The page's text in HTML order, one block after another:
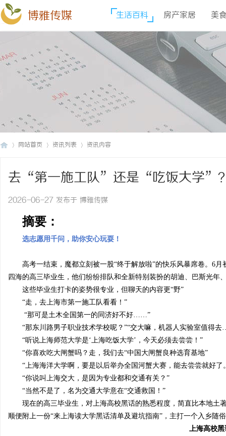
博雅传媒 生活百科 房产家居 美
网站首页 资讯列表 资讯内容
去“第一施工队”还是“吃饭大学”
玩明白了！
2026-06-27 发布于 博雅传媒
摘要：
选志愿用千问 ， 助你安心玩耍！
高考一结束，魔都立刻被一股“终于解放啦”的快乐风暴席卷。6月
四海的高三毕业生 ，他们纷纷排队和全新特别装扮的胡迪、巴斯光年
这些毕业生打卡的姿势很专业，但聊天的内容更“野”
“走，去上海市第一施工队看看！”
“那可是土木全国第一的 同济好不好……”
“那东川路男子职业技术学校呢？”“交大嘛，机器人实验室值得
“听说上海师范大学是‘上海吃饭大学’，今天必须去尝尝！”
“你喜欢吃大闸蟹吗？走，我们去“中国大闸蟹良种选育基地”
“上海海洋大学啊，要是以后举办全国河蟹大赛，能去尝尝就好了
“你说叫上海交大，是因为专业都和交通有关？”
“当然不是了，名为交通大学意在“交通救国！”
现在的高三毕业生 ， 对上海高校黑话的熟悉程度，简直比本地土
顺便附上一份“来上海读大学黑话清单及避坑指南”，主打一个入乡随
上海高校